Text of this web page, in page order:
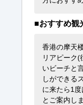
■おすすめ観
香港の摩天
リアピーク(
いビーチと
しができる
に来たら1
とご案内し